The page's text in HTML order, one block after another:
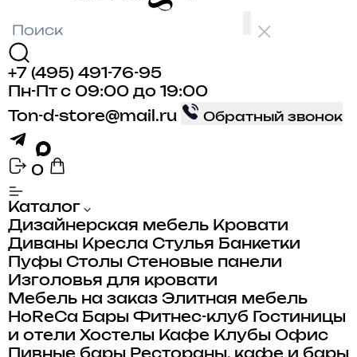
+7 (495) 491-76-95
Пн-Пт с 09:00 до 19:00
Ton-d-store@mail.ru
Обратный звонок
0
Каталог
Дизайнерская мебель Кровати
Диваны Кресла Стулья Банкетки
Пуфы Столы Стеновые панели
Изголовья для кровати
Мебель на заказ Элитная мебель
HoReCa Бары Фитнес-клуб
Гостиницы
и отели Хостелы Кафе Клубы Офис